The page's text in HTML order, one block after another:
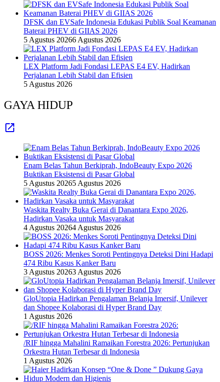
DFSK dan EVSafe Indonesia Edukasi Publik Soal Keamanan
Baterai PHEV di GIIAS 2026
5 Agustus 20266 Agustus 2026
LEX Platform Jadi Fondasi LEPAS E4 EV, Hadirkan
Perjalanan Lebih Stabil dan Efisien
5 Agustus 2026
GAYA HIDUP
Enam Belas Tahun Berkiprah, IndoBeauty Expo 2026
Buktikan Eksistensi di Pasar Global
5 Agustus 20265 Agustus 2026
Waskita Realty Buka Gerai di Danantara Expo 2026,
Hadirkan Vasaka untuk Masyarakat
4 Agustus 20264 Agustus 2026
BOSS 2026: Menkes Soroti Pentingnya Deteksi Dini Hadapi
474 Ribu Kasus Kanker Baru
3 Agustus 20263 Agustus 2026
GloUtopia Hadirkan Pengalaman Belanja Imersif, Unilever
dan Shopee Kolaborasi di Hyper Brand Day
1 Agustus 2026
/RIF hingga Mahalini Ramaikan Forestra 2026: Pertunjukan
Orkestra Hutan Terbesar di Indonesia
1 Agustus 2026